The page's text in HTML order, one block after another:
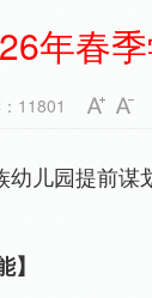
年春
11801
儿园提前谋
】